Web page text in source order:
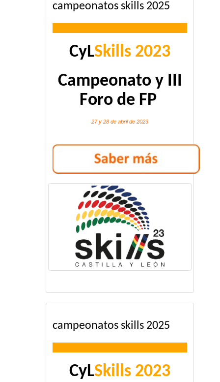
campeonatos skills 2025
CyLSkills 2023
Campeonato y III
Foro de FP
27 y 28 de abril de 2023
campeonatos skills 2025
CyLSkills 2023